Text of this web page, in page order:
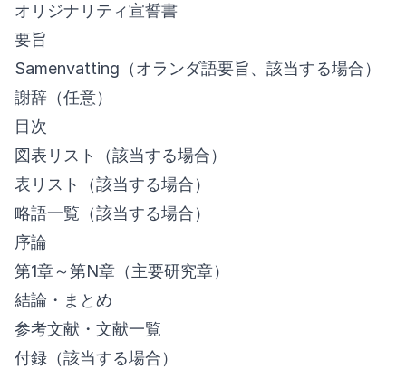
オリジナリティ宣誓書
要旨
Samenvatting（オランダ語要旨、該当する場合）
謝辞（任意）
目次
図表リスト（該当する場合）
表リスト（該当する場合）
略語一覧（該当する場合）
序論
第1章～第N章（主要研究章）
結論・まとめ
参考文献・文献一覧
付録（該当する場合）